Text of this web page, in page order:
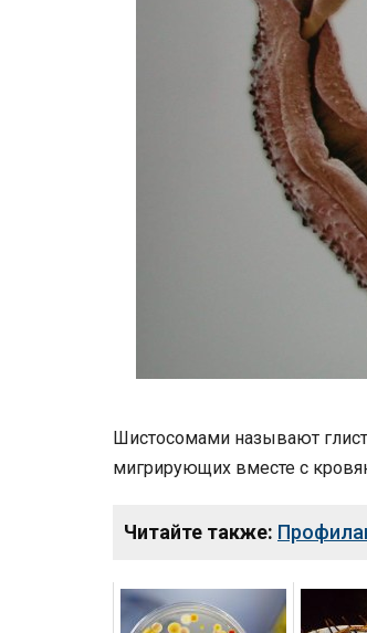
Шистосомами называют
мигрирующих вместе с
Читайте также: